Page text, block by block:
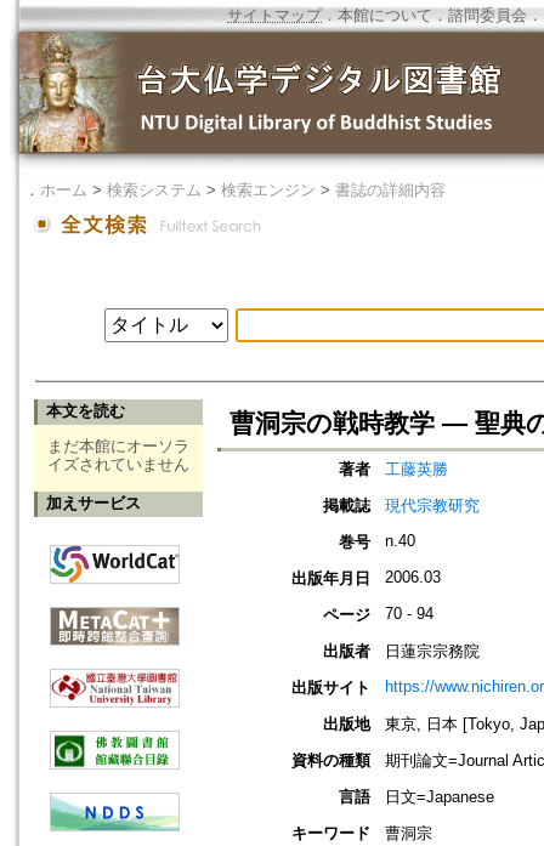
サイトマップ．本館について ． 諮問委員会 ．
． ホーム > 検索システム > 検索エンジン > 書誌の詳細内容
本文を読む
まだ本館にオーソラ
イズされていません
加えサービス
曹洞宗の戦時教学 ― 聖典
著者
工藤英勝
掲載誌
現代宗教研究
巻号
n.40
出版年月日 2006.03
ページ 70 - 94
出版者
日蓮宗宗務院
出版サイト
https://
出版地
東京, 日本 [Tokyo,
資料の種類
期刊論文=Journal
言語
日文=Japanese
キーワード
曹洞宗